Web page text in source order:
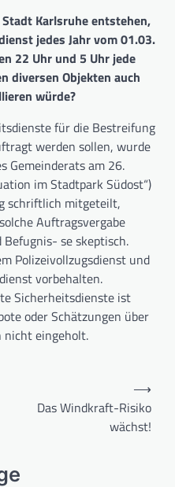
Karlsruhe entstehen,
jedes Jahr vom 01.03.
22 Uhr und 5 Uhr jede
diversen Objekten auch
würde?
für die Bestreifung
werden sollen, wurde
Gemeinderats am 26.
im Stadtpark Südost“)
schriftlich mitgeteilt,
Auftragsvergabe
se skeptisch.
Polizeivollzugsdienst und
vorbehalten.
Sicherheitsdienste ist
oder Schätzungen über
nicht eingeholt.
Das Windkraft-Risiko
wächst!
⟶